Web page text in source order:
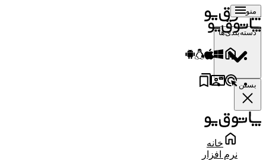
منو
دسته‌بندی‌ها
بستن
خانه
نرم افزار